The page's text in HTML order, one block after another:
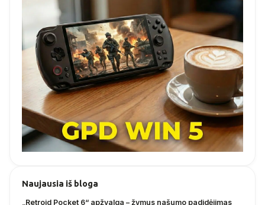
Naujausia iš bloga
„Retroid Pocket 6“ apžvalga – žymus našumo padidėjimas